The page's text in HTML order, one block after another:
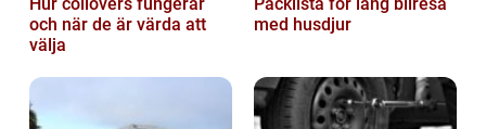
och när de är värda att
välja
med husdjur